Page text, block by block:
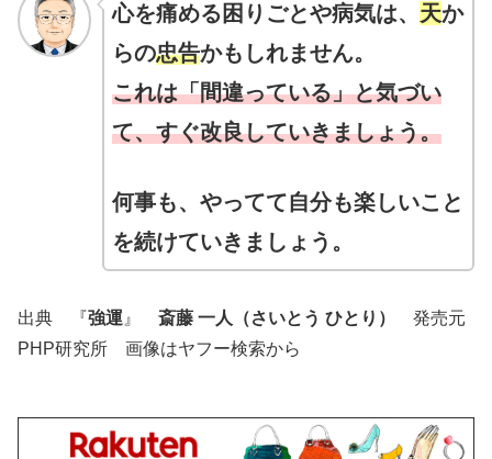
心を痛める困りごとや病気は、 天か
らの忠告かもしれません。
これは「間違っている」と気づい
て、すぐ改良していきましょう。
何事も、やってて自分も楽しいこと
を続けていきましょう。
出典 『強運 』斎藤 一人（さいとう ひとり）
発売元
PHP研究所 画像はヤフー検索から